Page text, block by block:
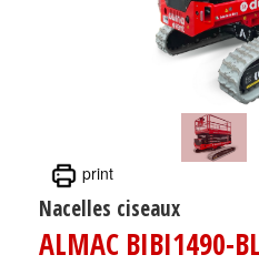
print
Nacelles ciseaux
ALMAC BIBI1490-